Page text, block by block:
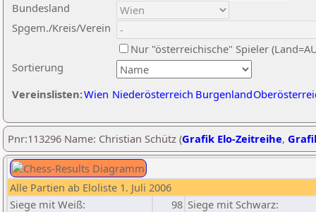
Sortierung
Bundesland
Spgem./Kreis/Verein
Nur "österreichische" Spieler
Vereinslisten:Wien Niederösterreich Burgenland
Pnr:113296 Name: Christian Schütz (Grafik Elo-Zeitreihe,
Alle Partien ab Eloliste 1. Juli 2006
Siege mit Weiß:
98 Siege mit Schwarz: